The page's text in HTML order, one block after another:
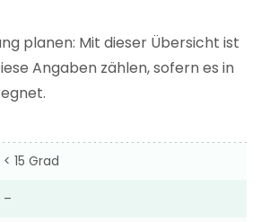
planen: Mit dieser Übersicht ist
Angaben zählen, sofern es in
< 15 Grad
–